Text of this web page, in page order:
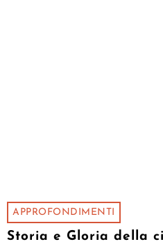
APPROFONDIMENTI
Storia e Gloria della